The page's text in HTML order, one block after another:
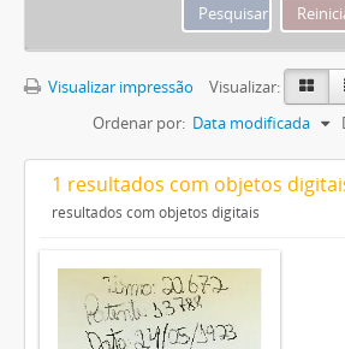
Visualizar impressão
Visualizar:
Ordenar por: Data modificada
1 resultados com objetos
resultados com objetos digitais